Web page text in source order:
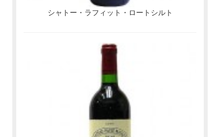
シャトー・ラフィット・ロートシルト